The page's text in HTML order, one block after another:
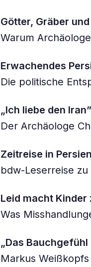
Götter, Gräber
Warum
Erwachendes
Die politische
„Ich liebe den Iran”
Der Archäologe
Zeitreise in Persien
bdw-Leserreise
Leid macht Kinder
Was
„Das
Markus Weißkopfs